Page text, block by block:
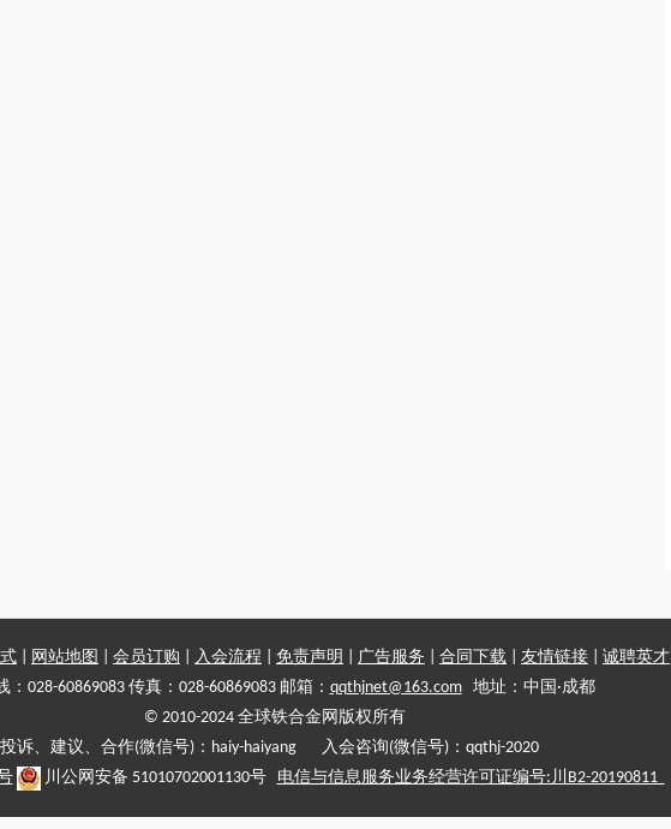
网站地图 会员订购 入会流程 免责声明 广告服务 合同下载 友情链接
诚聘英才
：028-60869083 传真：028-60869083 邮箱： qqthjnet@163.com地址：中国·成都
© 2010-2024 全球铁合金网版权所有
投诉、建议、合作(微信号)：haiy-haiyang 入会咨询(微信号)：qqthj-2020
川公网安备 51010702001130号 电信与信息服务业务经营许可证编号:川B2-20190811